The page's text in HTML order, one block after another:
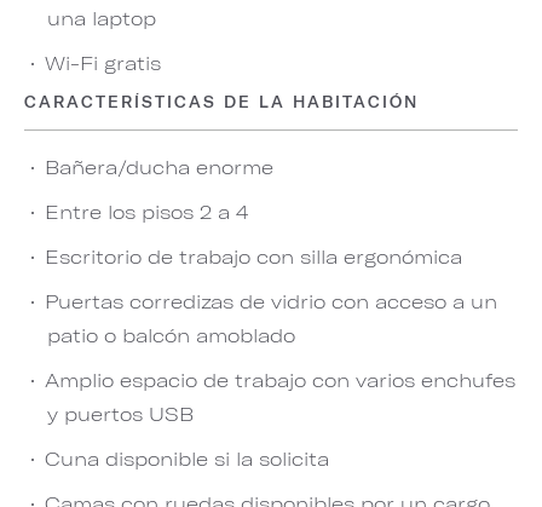
una laptop
Wi-Fi gratis
CARACTERÍSTICAS DE LA HABITACIÓN
Bañera/ducha enorme
Entre los pisos 2 a 4
Escritorio de trabajo con silla ergonómica
Puertas corredizas de vidrio con acceso a un
patio o balcón amoblado
Amplio espacio de trabajo con varios enchufes
y puertos USB
Cuna disponible si la solicita